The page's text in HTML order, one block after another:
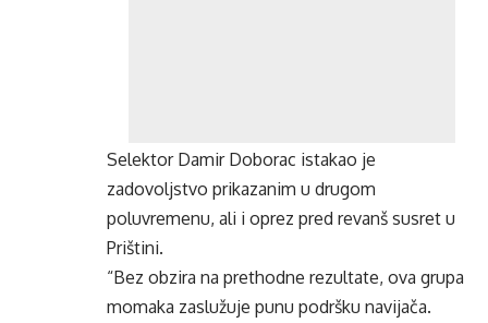
Selektor Damir Doborac istakao je
zadovoljstvo prikazanim u drugom
poluvremenu, ali i oprez pred revanš susret u
Prištini.
“Bez obzira na prethodne rezultate, ova grupa
momaka zaslužuje punu podršku navijača.